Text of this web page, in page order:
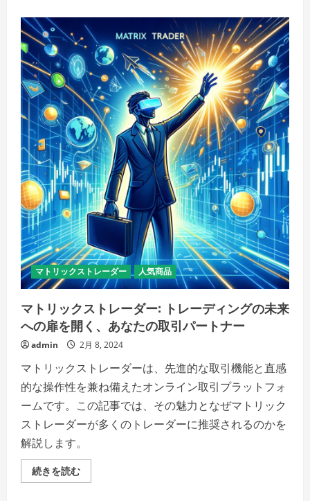
商
LION
FX：
未
来
を
照
ら
す
ト
レ
ー
ド
の
新
潮
流
の
詳
細
を
ご
覧
く
だ
さ
い
マトリックストレーダー 人気商品
マトリックストレーダー: トレーディングの未来
への扉を開く、あなたの取引パートナー
admin 2月 8, 2024
マトリックストレーダーは、先進的な取引機能と直感
的な操作性を兼ね備えたオンライン取引プラットフォ
ームです。この記事では、その魅力となぜマトリック
ストレーダーが多くのトレーダーに推奨されるのかを
解説します。
続きを読むマ
ト